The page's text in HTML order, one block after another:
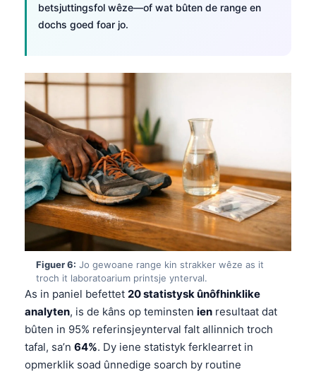
betsjuttingsfol wêze—of wat bûten de range en
dochs goed foar jo.
Figuer 6: Jo gewoane range kin strakker wêze as it
troch it laboratoarium printsje ynterval.
As in paniel befettet 20 statistysk ûnôfhinklike
analyten, is de kâns op teminsten ien resultaat dat
bûten in 95% referinsjeynterval falt allinnich troch
tafal, sa’n 64%. Dy iene statistyk ferklearret in
opmerklik soad ûnnedige soarch by routine
Cebuano
ئۇيغۇرچە
Кыргызча
Татар теле
Беларуская мова
Esperanto
Ślōnskŏ gŏdka
Norsk bokmål